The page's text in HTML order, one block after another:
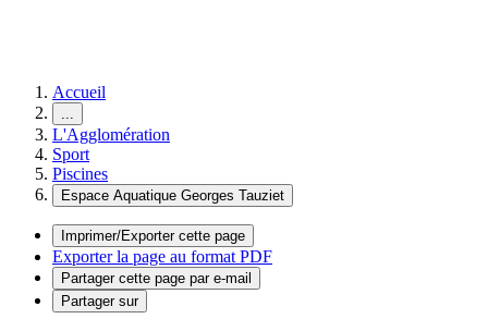
Accueil
...
L'Agglomération
Sport
Piscines
Espace Aquatique Georges Tauziet
Imprimer/Exporter cette page
Exporter la page au format PDF
Partager cette page par e-mail
Partager sur